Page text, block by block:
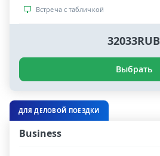
Встреча с табличкой
32033RUB
Выбрать
ДЛЯ ДЕЛОВОЙ ПОЕЗДКИ
Business